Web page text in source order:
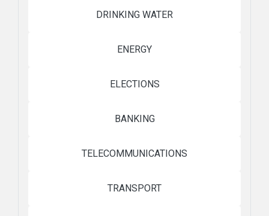
DRINKING WATER
ENERGY
ELECTIONS
BANKING
TELECOMMUNICATIONS
TRANSPORT